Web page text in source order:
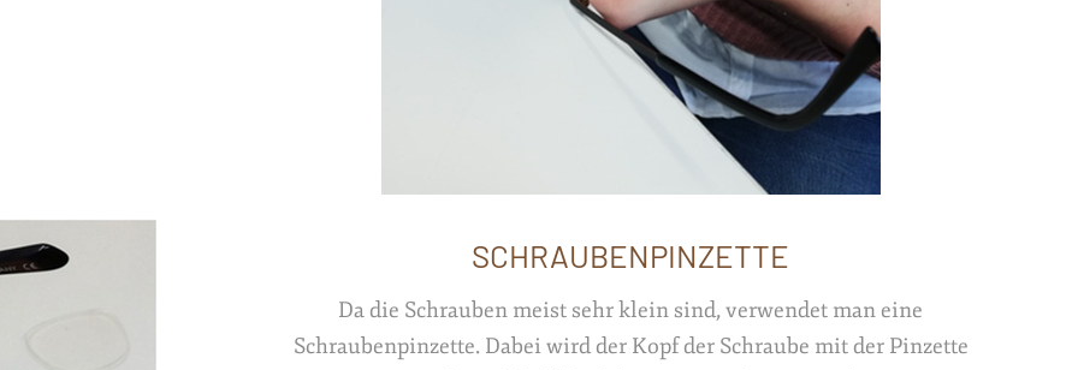
SCHRAUBENPINZETTE
Da die Schrauben meist sehr klein sind, verwendet man eine
Schraubenpinzette. Dabei wird der Kopf der Schraube mit der Pinzette